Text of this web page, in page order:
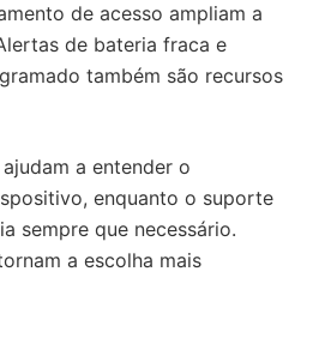
de acesso ampliam a
de bateria fraca e
também são recursos
a entender o
enquanto o suporte
sempre que necessário.
a escolha mais